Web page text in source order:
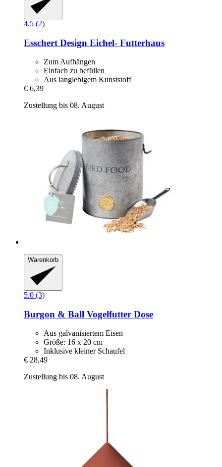
4.5 (2)
Esschert Design Eichel-​ Futterhaus
Zum Aufhängen
Einfach zu befüllen
Aus langlebigem Kunststoff
€ 6,39
Zustellung bis 08. August
Warenkorb
5.0 (3)
Burgon & Ball Vogelfutter Dose
Aus galvanisiertem Eisen
Größe: 16 x 20 cm
Inklusive kleiner Schaufel
€ 28,49
Zustellung bis 08. August